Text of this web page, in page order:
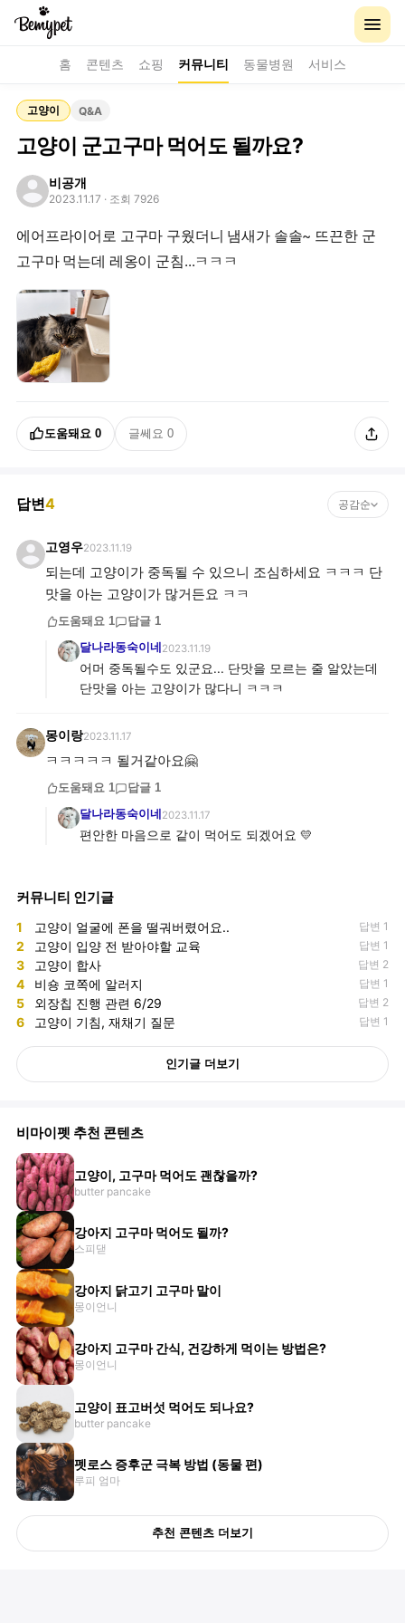
홈 콘텐츠 쇼핑 커뮤니티 동물병원 서비스
고양이 Q&A
고양이 군고구마 먹어도 될까요?
비공개
2023.11.17 · 조회 7926
에어프라이어로 고구마 구웠더니 냄새가 솔솔~ 뜨끈한 군
고구마 먹는데 레옹이 군침...ㅋㅋㅋ
도움돼요 0 글쎄요 0
답변4 공감순
고영우2023.11.19
되는데 고양이가 중독될 수 있으니 조심하세요 ㅋㅋㅋ 단
맛을 아는 고양이가 많거든요 ㅋㅋ
도움돼요 1 답글 1
달나라동숙이네 2023.11.19
어머 중독될수도 있군요... 단맛을 모르는 줄 알았는데
단맛을 아는 고양이가 많다니 ㅋㅋㅋ
몽이랑2023.11.17
ㅋㅋㅋㅋㅋ 될거같아요🤗
도움돼요 1 답글 1
달나라동숙이네 2023.11.17
편안한 마음으로 같이 먹어도 되겠어요 💛
커뮤니티 인기글
1 고양이 얼굴에 폰을 떨궈버렸어요.. 답변 1
2 고양이 입양 전 받아야할 교육 답변 1
3 고양이 합사 답변 2
4 비숑 코쪽에 알러지 답변 1
5 외장칩 진행 관련 6/29 답변 2
6 고양이 기침, 재채기 질문 답변 1
인기글 더보기
비마이펫 추천 콘텐츠
고양이, 고구마 먹어도 괜찮을까?
butter pancake
강아지 고구마 먹어도 될까?
스피댇
강아지 닭고기 고구마 말이
몽이언니
강아지 고구마 간식, 건강하게 먹이는 방법은?
몽이언니
고양이 표고버섯 먹어도 되나요?
butter pancake
펫로스 증후군 극복 방법 (동물 편)
루피 엄마
추천 콘텐츠 더보기